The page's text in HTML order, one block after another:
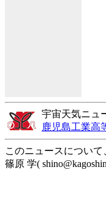
宇宙天気ニュ
鹿児島工業高
このニュースについて
篠原 学(